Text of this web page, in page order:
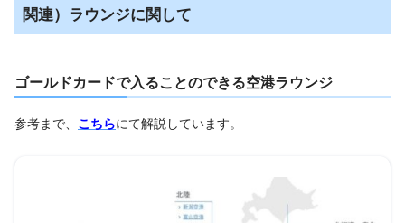
関連）ラウンジに関して
ゴールドカードで入ることのできる空港ラウンジ
参考まで、 こちらにて解説しています。